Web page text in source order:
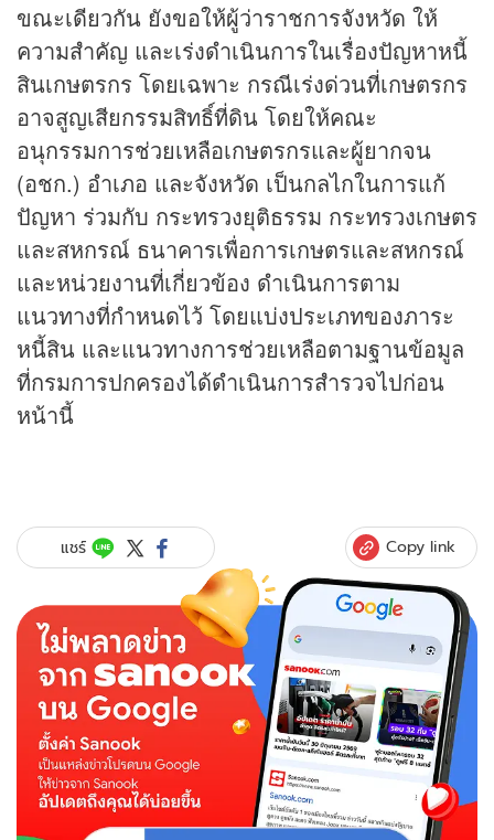
ขณะเดียวกัน ยังขอให้ผู้ว่าราชการจังหวัด ให้
ความสำคัญ และเร่งดำเนินการในเรื่องปัญหาหนี้
สินเกษตรกร โดยเฉพาะ กรณีเร่งด่วนที่เกษตรกร
อาจสูญเสียกรรมสิทธิ์ที่ดิน โดยให้คณะ
อนุกรรมการช่วยเหลือเกษตรกรและผู้ยากจน
(อชก.) อำเภอ และจังหวัด เป็นกลไกในการแก้
ปัญหา ร่วมกับ กระทรวงยุติธรรม กระทรวงเกษตร
และสหกรณ์ ธนาคารเพื่อการเกษตรและสหกรณ์
และหน่วยงานที่เกี่ยวข้อง ดำเนินการตาม
แนวทางที่กำหนดไว้ โดยแบ่งประเภทของภาระ
หนี้สิน และแนวทางการช่วยเหลือตามฐานข้อมูล
ที่กรมการปกครองได้ดำเนินการสำรวจไปก่อน
หน้านี้
แชร์ Copy link